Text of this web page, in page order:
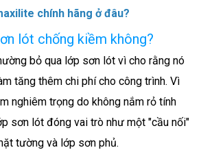
chính hãng ở đâu?
lót chống kiềm không?
bỏ qua lớp sơn lót vì cho rằng nó
tăng thêm chi phí cho công trình. Vì
nghiêm trọng do không nắm rỏ tính
sơn lót đóng vai trò như một "cầu nối"
tường và lớp sơn phủ.